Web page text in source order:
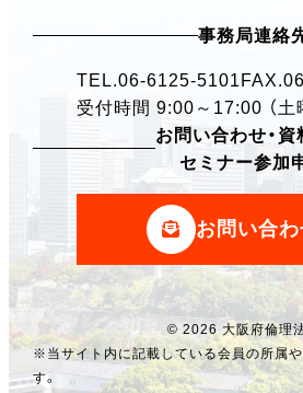
事務局連絡
TEL.06-6125-5101
受付時間 9:00～17:00 （土
お問い合わせ・資
セミナー参加
お問い合
© 2026 大阪府倫理
※当サイト内に記載している会員の所属
す。